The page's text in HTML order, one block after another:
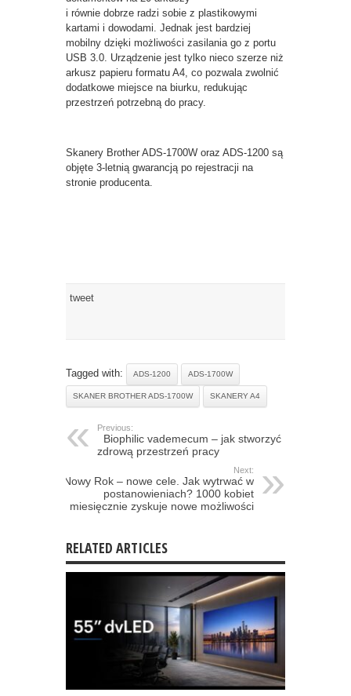
i równie dobrze radzi sobie z plastikowymi
kartami i dowodami. Jednak jest bardziej
mobilny dzięki możliwości zasilania go z portu
USB 3.0. Urządzenie jest tylko nieco szerze niż
arkusz papieru formatu A4, co pozwala zwolnić
dodatkowe miejsce na biurku, redukując
przestrzeń potrzebną do pracy.
Skanery Brother ADS-1700W oraz ADS-1200 są
objęte 3-letnią gwarancją po rejestracji na
stronie producenta.
tweet
Tagged with: ADS-1200 ADS-1700W
SKANER BROTHER ADS-1700W SKANERY A4
Previous:
Biophilic vademecum – jak stworzyć
zdrową przestrzeń pracy
Next:
Nowy Rok – nowe cele. Jak wytrwać w
postanowieniach? 1000 kobiet
miesięcznie zyskuje nowe możliwości
RELATED ARTICLES